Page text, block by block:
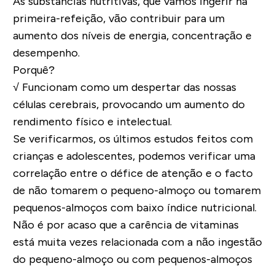
primeira-refeição, vão contribuir para um
aumento dos níveis de energia, concentração e
desempenho.
Porquê?
√ Funcionam como um despertar das nossas
células cerebrais, provocando um aumento do
rendimento físico e intelectual.
Se verificarmos, os últimos estudos feitos com
crianças e adolescentes, podemos verificar uma
correlação entre o défice de atenção e o facto
de não tomarem o pequeno-almoço ou tomarem
pequenos-almoços com baixo índice nutricional.
Não é por acaso que a carência de vitaminas
está muita vezes relacionada com a não ingestão
do pequeno-almoço ou com pequenos-almoços